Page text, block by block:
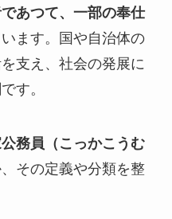
あつて、一部の奉仕
ます。国や自治体の
支え、社会の発展に
す。
公務員（こっかこうむ
その定義や分類を整